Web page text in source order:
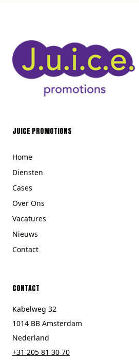
JUICE PROMOTIONS
Home
Diensten
Cases
Over Ons
Vacatures
Nieuws
Contact
CONTACT
Kabelweg 32
1014 BB Amsterdam
Nederland
+31 205 81 30 70